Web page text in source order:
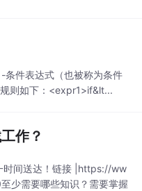
件表达式（也被称为条件
则如下：<expr1>if&lt...
作？
时间送达！链接 |https://ww
少需要哪些知识？需要掌握